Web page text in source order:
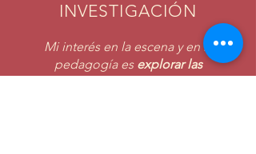
INVESTIGACIÓN
Mi interés en la escena y en la
pedagogía es explorar las